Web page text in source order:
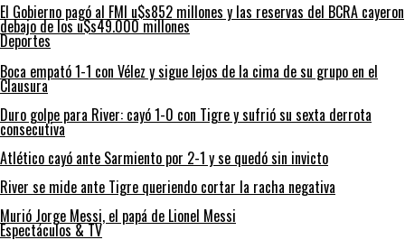
El Gobierno pagó al FMI u$s852 millones y las reservas del BCRA cayeron
debajo de los u$s49.000 millones
Deportes
Boca empató 1-1 con Vélez y sigue lejos de la cima de su grupo en el
Clausura
Duro golpe para River: cayó 1-0 con Tigre y sufrió su sexta derrota
consecutiva
Atlético cayó ante Sarmiento por 2-1 y se quedó sin invicto
River se mide ante Tigre queriendo cortar la racha negativa
Murió Jorge Messi, el papá de Lionel Messi
Espectáculos & TV